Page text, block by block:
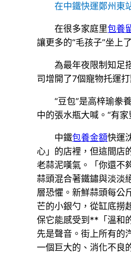
在中鐵快運鄭州東
在很多家庭里包養
讓更多的“毛孩子”坐上
為最年夜限制知足
司增開了7個寵物托運
“豆包”是高梓瑜豢
中的張水瓶大喊。“有
中鐵包養金額快運
心」的店裡，但這間店
老蒜泥嘆氣。「你還不
蒜頭混合著鐵鏽與淡淡
層恐懼。新鮮蒜頭每公
芒的小銀勺，從缸底撈
保它能感受到**「溫和
先是聲音。街上所有
一個巨大的、消化不良